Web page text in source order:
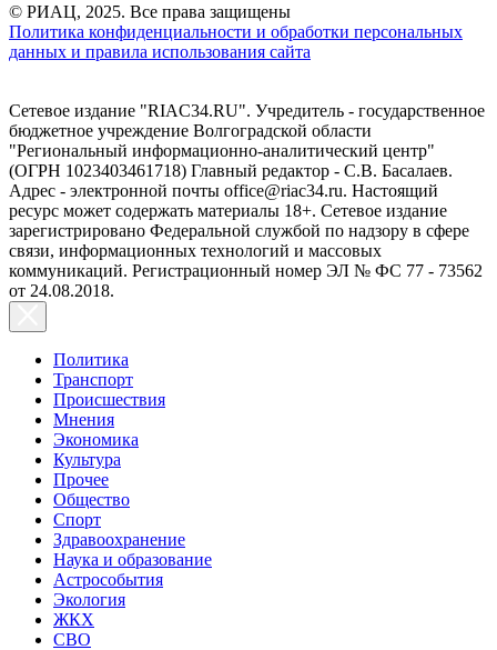
© РИАЦ, 2025. Все права защищены
Политика конфиденциальности и обработки персональных
данных и правила использования сайта
Сетевое издание "RIAC34.RU". Учредитель - государственное
бюджетное учреждение Волгоградской области
"Региональный информационно-аналитический центр"
(ОГРН 1023403461718) Главный редактор - С.В. Басалаев.
Адрес - электронной почты office@riac34.ru. Настоящий
ресурс может содержать материалы 18+. Сетевое издание
зарегистрировано Федеральной службой по надзору в сфере
связи, информационных технологий и массовых
коммуникаций. Регистрационный номер ЭЛ № ФС 77 - 73562
от 24.08.2018.
Политика
Транспорт
Происшествия
Мнения
Экономика
Культура
Прочее
Общество
Спорт
Здравоохранение
Наука и образование
Астрособытия
Экология
ЖКХ
СВО